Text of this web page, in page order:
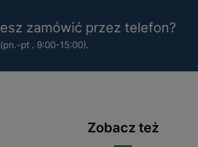
zamówić przez telefon?
pt . 9:00-15:00).
Zobacz też